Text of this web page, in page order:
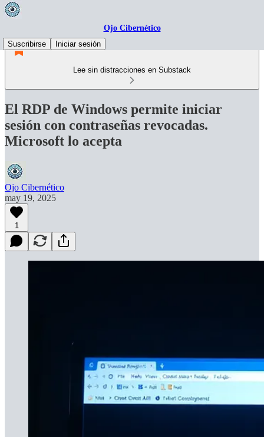
Ojo Cibernético
Suscribirse
Iniciar sesión
Lee sin distracciones en Substack
El RDP de Windows permite iniciar
sesión con contraseñas revocadas.
Microsoft lo acepta
Ojo Cibernético
may 19, 2025
1